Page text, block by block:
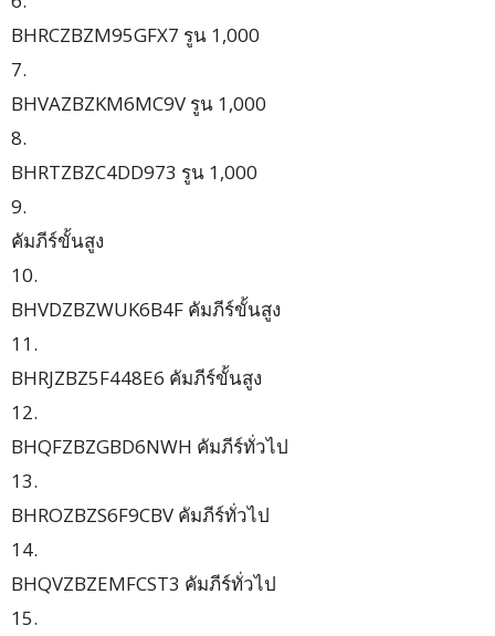
BHRCZBZM95GFX7 รูน 1,000
7.
BHVAZBZKM6MC9V รูน 1,000
8.
BHRTZBZC4DD973 รูน 1,000
9.
คัมภีร์ขั้นสูง
10.
BHVDZBZWUK6B4F คัมภีร์ขั้นสูง
11.
BHRJZBZ5F448E6 คัมภีร์ขั้นสูง
12.
BHQFZBZGBD6NWH คัมภีร์ทั่วไป
13.
BHROZBZS6F9CBV คัมภีร์ทั่วไป
14.
BHQVZBZEMFCST3 คัมภีร์ทั่วไป
15.